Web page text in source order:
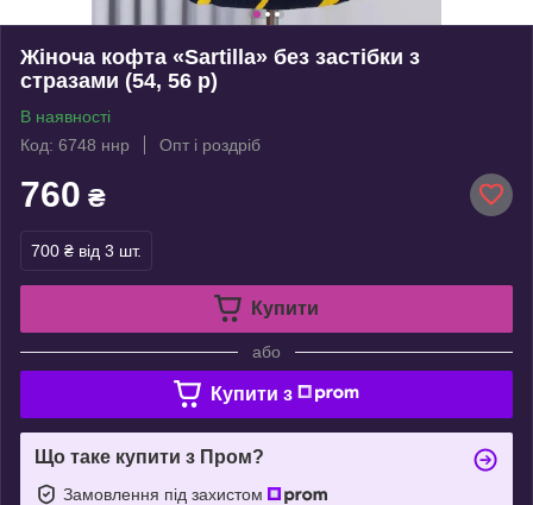
Жіноча кофта «Sartilla» без застібки з
стразами (54, 56 р)
В наявності
Код: 6748 ннр
Опт і роздріб
760 ₴
700 ₴ від 3 шт.
Купити
або
Купити з
Що таке купити з Пром?
Замовлення під захистом